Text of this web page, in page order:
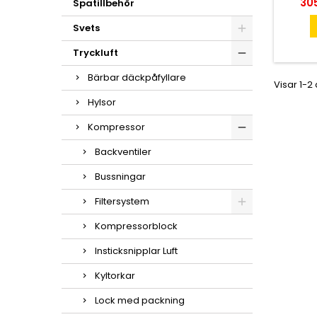
Spatillbehör
Svets
Tryckluft
Bärbar däckpåfyllare
Hylsor
Kompressor
Backventiler
Bussningar
Filtersystem
Kompressorblock
Insticksnipplar Luft
Kyltorkar
Lock med packning
Visar 1-2